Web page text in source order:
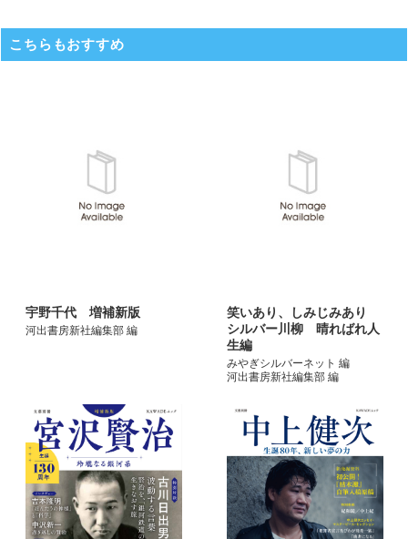
こちらもおすすめ
宇野千代 増補新版
河出書房新社編集部 編
笑いあり、しみじみあり
シルバー川柳 晴ればれ人
生編
みやぎシルバーネット 編
河出書房新社編集部 編